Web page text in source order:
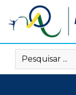
content